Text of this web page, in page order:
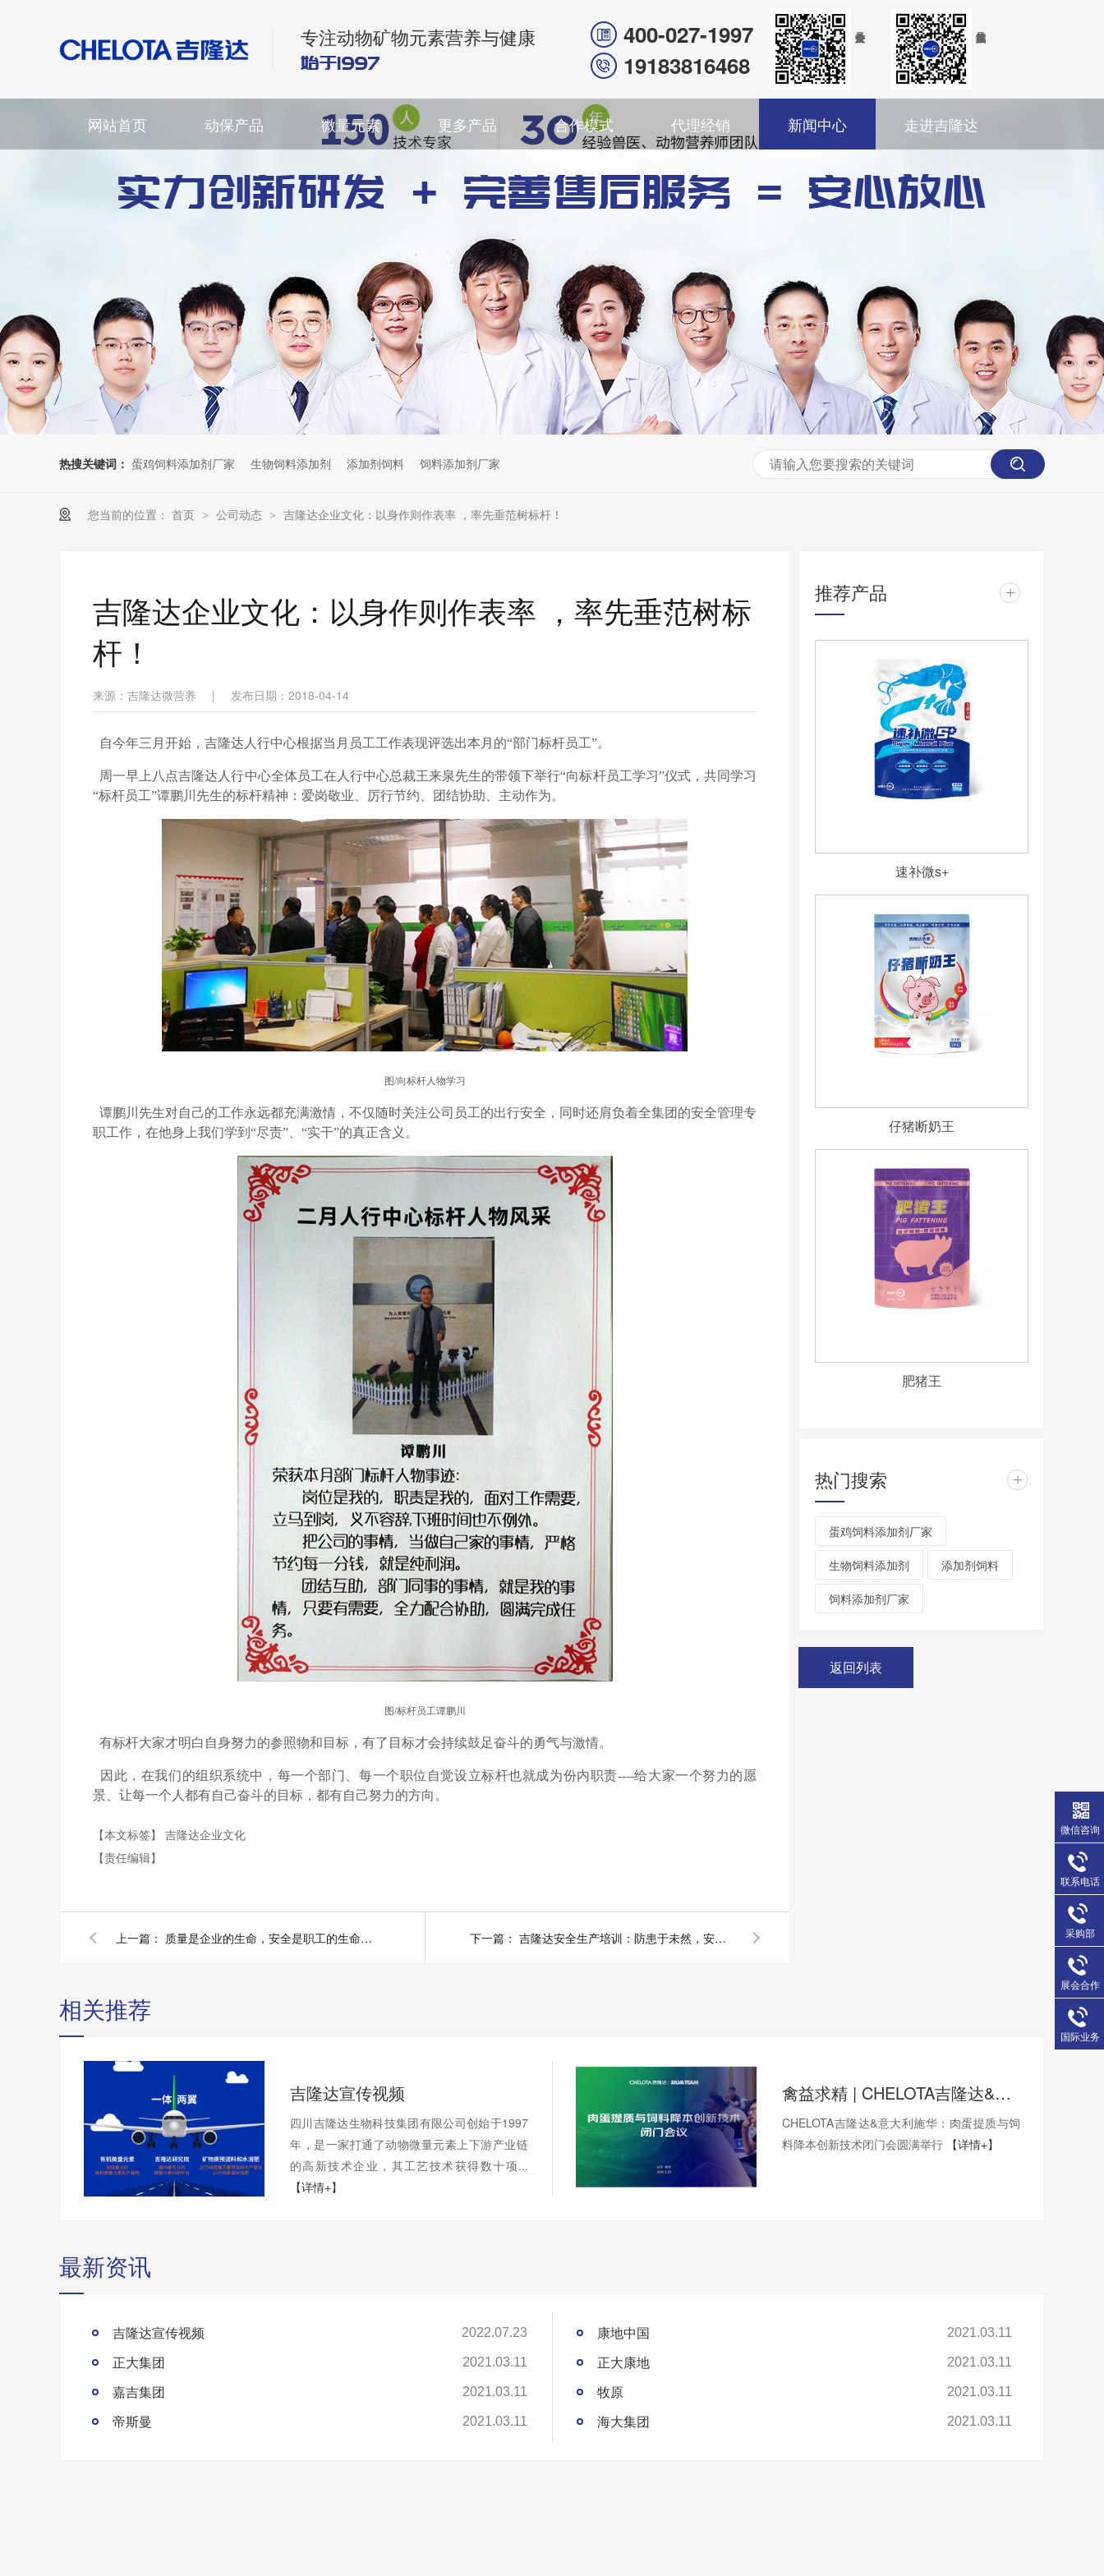
专注动物矿物元素营养与健康
400-027-1997
19183816468
网站首页 动保产品 微量元素 更多产品 合作模式 代理经销 新闻中心 走进吉隆达
热搜关键词： 蛋鸡饲料添加剂厂家 生物饲料添加剂 添加剂饲料 饲料添加剂厂家
您当前的位置： 首页 > 公司动态 > 吉隆达企业文化：以身作则作表率 ，率先垂范树标杆！
吉隆达企业文化：以身作则作表率 ，率先垂范树标
杆！
来源：吉隆达微营养 | 发布日期：2018-04-14
自今年三月开始，吉隆达人行中心根据当月员工工作表现评选出本月的“部门标杆员工”。
周一早上八点吉隆达人行中心全体员工在人行中心总裁王来泉先生的带领下举行“向标杆员工学习”仪式，共同学习
“标杆员工”谭鹏川先生的标杆精神：爱岗敬业、厉行节约、团结协助、主动作为。
图/向标杆人物学习
谭鹏川先生对自己的工作永远都充满激情，不仅随时关注公司员工的出行安全，同时还肩负着全集团的安全管理专
职工作，在他身上我们学到“尽责”、“实干”的真正含义。
图/标杆员工谭鹏川
有标杆大家才明白自身努力的参照物和目标，有了目标才会持续鼓足奋斗的勇气与激情。
因此，在我们的组织系统中，每一个部门、每一个职位自觉设立标杆也就成为份内职责----给大家一个努力的愿
景、让每一个人都有自己奋斗的目标，都有自己努力的方向。
【本文标签】 吉隆达企业文化
【责任编辑】
上一篇： 质量是企业的生命，安全是职工的生命！吉隆达安全生产培训及消防演练 下一篇： 吉隆达安全生产培训：防患于未然，安全重于山！
推荐产品 +
速补微s+
仔猪断奶王
肥猪王
热门搜索 +
蛋鸡饲料添加剂厂家
生物饲料添加剂 添加剂饲料
饲料添加剂厂家
返回列表
相关推荐
吉隆达宣传视频
四川吉隆达生物科技集团有限公司创始于1997
年，是一家打通了动物微量元素上下游产业链
的高新技术企业，其工艺技术获得数十项...
【详情+】
禽益求精 | CHELOTA吉隆达&意大利施华：肉蛋提质与饲料降本创新技术闭门会圆满举行
CHELOTA吉隆达&意大利施华：肉蛋提质与饲
料降本创新技术闭门会圆满举行 【详情+】
最新资讯
吉隆达宣传视频 2022.07.23
正大集团 2021.03.11
嘉吉集团 2021.03.11
帝斯曼 2021.03.11
康地中国 2021.03.11
正大康地 2021.03.11
牧原 2021.03.11
海大集团 2021.03.11
微信咨询
联系电话
采购部
展会合作
国际业务